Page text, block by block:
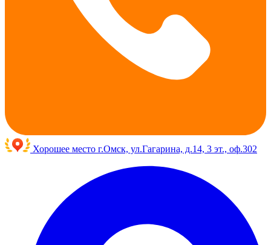
Хорошее место г.Омск, ул.Гагарина, д.14, 3 эт., оф.302